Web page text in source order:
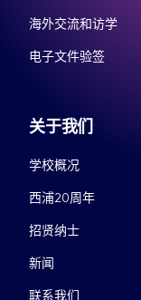
海外交流和访学
电子文件验签
关于我们
学校概况
西浦20周年
招贤纳士
新闻
联系我们